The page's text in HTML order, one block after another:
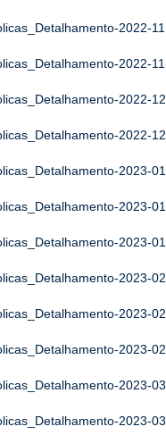
2022-11
2022-11
2022-12
2022-12
2023-01
2023-01
2023-01
2023-02
2023-02
2023-02
2023-03
2023-03